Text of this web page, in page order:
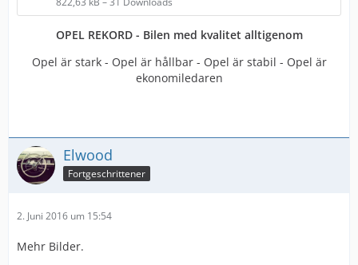
OPEL REKORD - Bilen med kvalitet alltigenom
Opel är stark - Opel är hållbar - Opel är stabil - Opel är
ekonomiledaren
Elwood
Fortgeschrittener
2. Juni 2016 um 15:54
Mehr Bilder.